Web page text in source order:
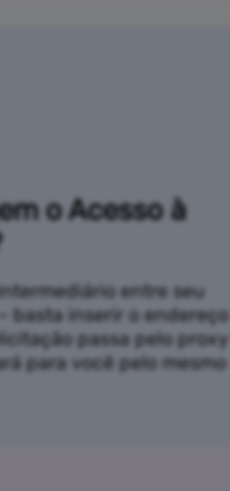
o Acesso à
entre seu
basta inserir o endereço
passa pelo proxy
para você pelo mesmo